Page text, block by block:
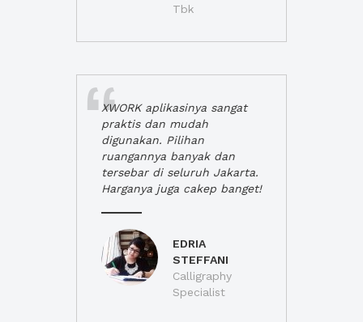
Tbk
XWORK aplikasinya sangat
praktis dan mudah
digunakan. Pilihan
ruangannya banyak dan
tersebar di seluruh Jakarta.
Harganya juga cakep banget!
EDRIA
STEFFANI
Calligraphy
Specialist